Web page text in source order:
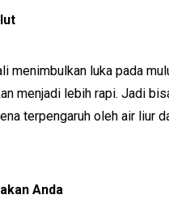
menimbulkan luka pada
menjadi lebih rapi. Jadi
terpengaruh oleh air liur
Anda